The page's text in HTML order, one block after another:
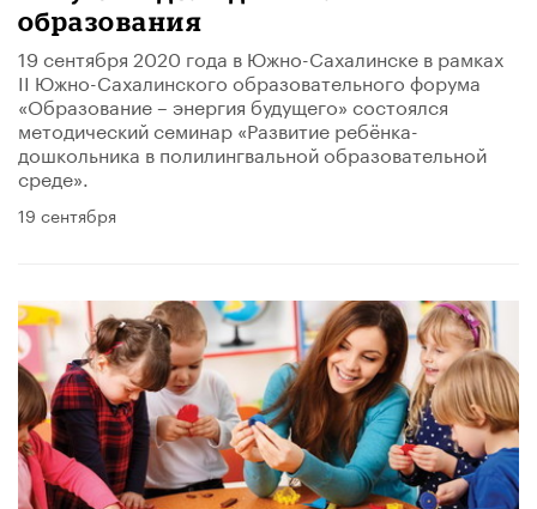
образования
19 сентября 2020 года в Южно-Сахалинске в рамках
II Южно-Сахалинского образовательного форума
«Образование – энергия будущего» состоялся
методический семинар «Развитие ребёнка-
дошкольника в полилингвальной образовательной
среде».
19 сентября